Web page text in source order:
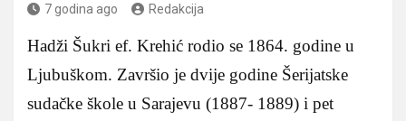
7 godina ago Redakcija
Hadži Šukri ef. Krehić rodio se 1864. godine u
Ljubuškom. Završio je dvije godine Šerijatske
sudačke škole u Sarajevu (1887- 1889) i pet